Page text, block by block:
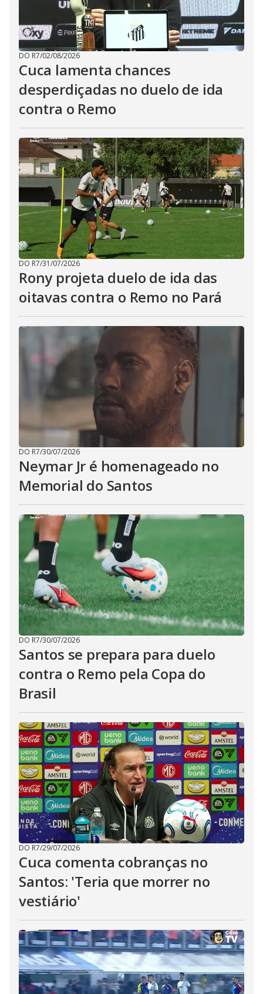
DO R7/02/08/2026
Cuca lamenta chances
desperdiçadas no duelo de ida
contra o Remo
DO R7/31/07/2026
Rony projeta duelo de ida das
oitavas contra o Remo no Pará
DO R7/30/07/2026
Neymar Jr é homenageado no
Memorial do Santos
DO R7/30/07/2026
Santos se prepara para duelo
contra o Remo pela Copa do
Brasil
DO R7/29/07/2026
Cuca comenta cobranças no
Santos: 'Teria que morrer no
vestiário'